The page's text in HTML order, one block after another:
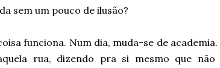
sem um pouco de ilusão?
funciona. Num dia, muda-se de
rua, dizendo pra si mesmo que não